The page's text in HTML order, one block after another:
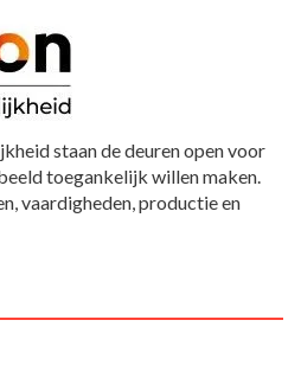
staan de deuren open voor
toegankelijk willen maken.
vaardigheden, productie en